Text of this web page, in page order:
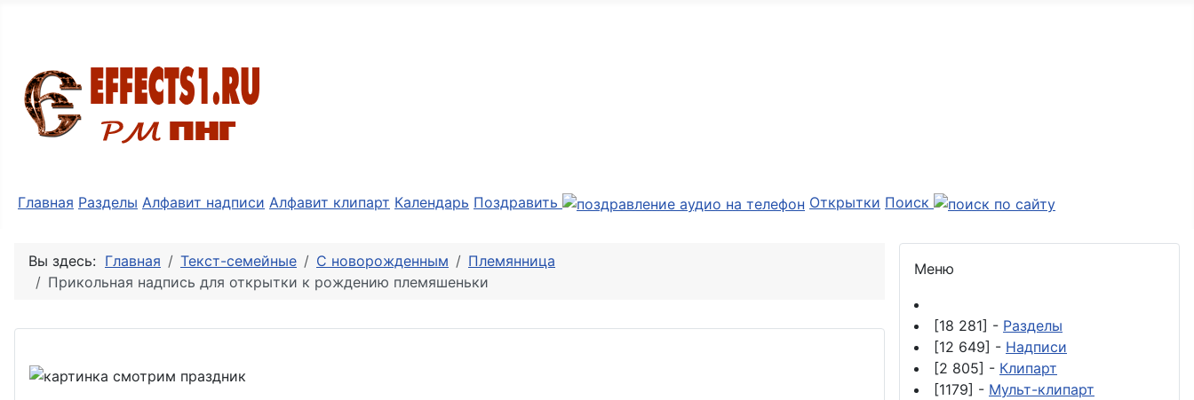
Главная Разделы Алфавит надписи Алфавит клипарт Календарь Поздравить Открытки Поиск
Вы здесь: Главная Текст-семейные С новорожденным
Племянница
Прикольная надпись для открытки к рождению племяшеньки
Меню
[18 281] - Разделы
[12 649] - Надписи
[2 805] - Клипарт
[1179] - Мульт-клипарт